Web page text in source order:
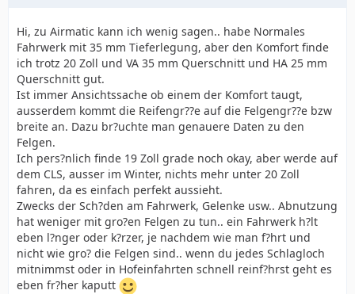
Hi, zu Airmatic kann ich wenig sagen.. habe Normales
Fahrwerk mit 35 mm Tieferlegung, aber den Komfort finde
ich trotz 20 Zoll und VA 35 mm Querschnitt und HA 25 mm
Querschnitt gut.
Ist immer Ansichtssache ob einem der Komfort taugt,
ausserdem kommt die Reifengr??e auf die Felgengr??e bzw
breite an. Dazu br?uchte man genauere Daten zu den
Felgen.
Ich pers?nlich finde 19 Zoll grade noch okay, aber werde auf
dem CLS, ausser im Winter, nichts mehr unter 20 Zoll
fahren, da es einfach perfekt aussieht.
Zwecks der Sch?den am Fahrwerk, Gelenke usw.. Abnutzung
hat weniger mit gro?en Felgen zu tun.. ein Fahrwerk h?lt
eben l?nger oder k?rzer, je nachdem wie man f?hrt und
nicht wie gro? die Felgen sind.. wenn du jedes Schlagloch
mitnimmst oder in Hofeinfahrten schnell reinf?hrst geht es
eben fr?her kaputt